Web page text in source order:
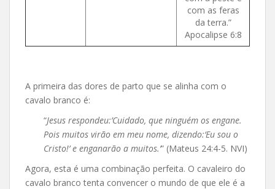
com as feras
da terra.”
Apocalipse 6:8
A primeira das dores de parto que se alinha com o
cavalo branco é:
“Jesus respondeu:’Cuidado, que ninguém os engane.
Pois muitos virão em meu nome, dizendo:‘Eu sou o
Cristo!’ e enganarão a muitos.’” (Mateus 24:4-5. NVI)
Agora, esta é uma combinação perfeita. O cavaleiro do
cavalo branco tenta convencer o mundo de que ele é a